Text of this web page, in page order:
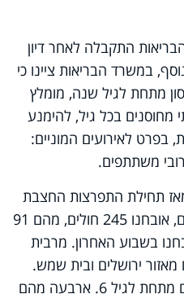
התקבלה לאחר דיון
במשרד הבריאות ציינו כי
מתחת לגיל שנה, מומלץ
מחוסנים בכל גיל, להימנע
לאירועים המוניים:
משתתפים.
תחילת התפרצות החצבת
בישראל, לפני כשלושה חודשים, אובחנו 245 חולים, מהם 91
בשבוע האחרון. מרבית
ירושלים ובית שמש.
כיום, 12 ילדים מאושפזים, כולם מתחת לגיל 6. ארבעה מהם